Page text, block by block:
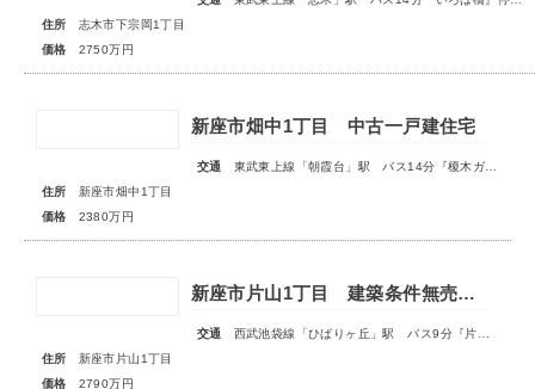
住所
志木市下宗岡1丁目
価格
2750万円
新座市畑中1丁目 中古一戸建住宅
交通
東武東上線「朝霞台」駅 バス14分『榎木ガード』停歩2分
住所
新座市畑中1丁目
価格
2380万円
新座市片山1丁目 建築条件無売地 全1区画
交通
西武池袋線「ひばりヶ丘」駅 バス9分『片山小学校』停歩3分
住所
新座市片山1丁目
価格
2790万円